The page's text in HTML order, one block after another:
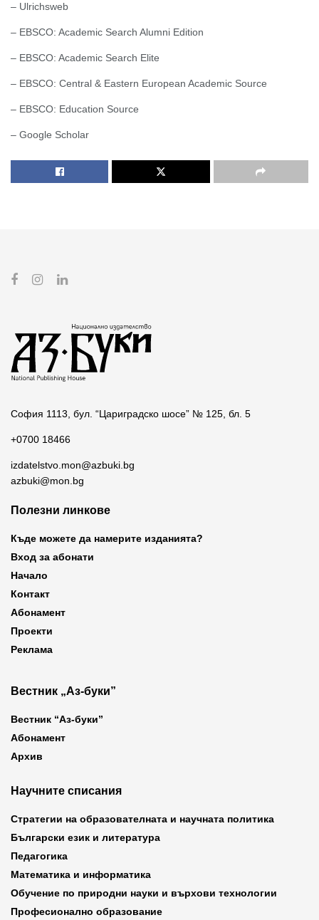
– Ulrichsweb
– EBSCO: Academic Search Alumni Edition
– EBSCO: Academic Search Elite
– EBSCO: Central & Eastern European Academic Source
– EBSCO: Education Source
– Google Scholar
София 1113, бул. “Цариградско шосе” № 125, бл. 5
+0700 18466
izdatelstvo.mon@azbuki.bg
azbuki@mon.bg
Полезни линкове
Къде можете да намерите изданията?
Вход за абонати
Начало
Контакт
Абонамент
Проекти
Реклама
Вестник „Аз-буки”
Вестник “Аз-буки”
Абонамент
Архив
Научните списания
Стратегии на образователната и научната политика
Български език и литература
Педагогика
Математика и информатика
Обучение по природни науки и върхови технологии
Професионално образование